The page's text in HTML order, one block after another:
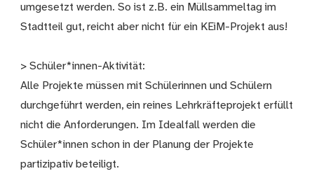
umgesetzt werden. So ist z.B. ein Müllsammeltag im
Stadtteil gut, reicht aber nicht für ein KEiM-Projekt aus!
> Schüler*innen-Aktivität:
Alle Projekte müssen mit Schülerinnen und Schülern
durchgeführt werden, ein reines Lehrkräfteprojekt erfüllt
nicht die Anforderungen. Im Idealfall werden die
Schüler*innen schon in der Planung der Projekte
partizipativ beteiligt.